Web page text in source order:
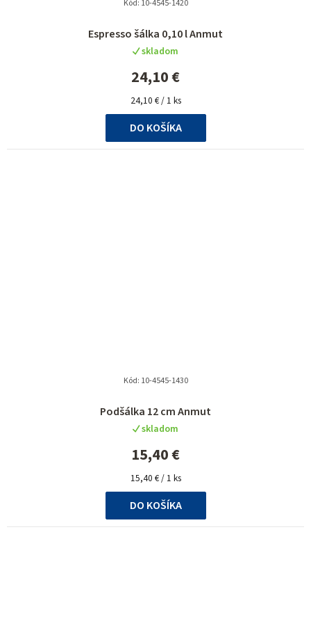
Espresso šálka 0,10 l Anmut
skladom
24,10 €
Jednotková
cena:
24,10 € / 1 ks
DO KOŠÍKA
Kód: 10-4545-1420
Podšálka 12 cm Anmut
skladom
15,40 €
Jednotková
cena:
15,40 € / 1 ks
DO KOŠÍKA
Kód: 10-4545-1430